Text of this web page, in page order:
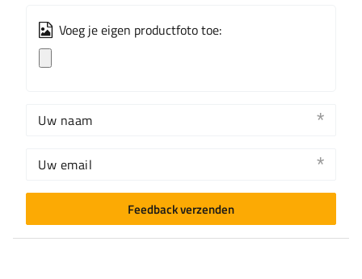
Voeg je eigen productfoto toe:
Uw naam
Uw email
Feedback verzenden